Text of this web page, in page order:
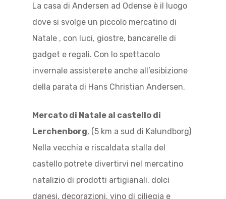
La casa di Andersen ad Odense è il luogo
dove si svolge un piccolo mercatino di
Natale , con luci, giostre, bancarelle di
gadget e regali. Con lo spettacolo
invernale assisterete anche all’esibizione
della parata di Hans Christian Andersen.
Mercato di Natale al castello di
Lerchenborg, (5 km a sud di Kalundborg)
Nella vecchia e riscaldata stalla del
castello potrete divertirvi nel mercatino
natalizio di prodotti artigianali, dolci
danesi, decorazioni, vino di ciliegia e